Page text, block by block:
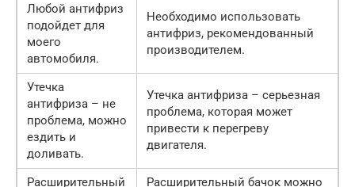
Любой антифриз
подойдет для
моего
автомобиля.
Необходимо использовать
антифриз, рекомендованный
производителем.
Утечка
антифриза – не
проблема, можно
ездить и
доливать.
Утечка антифриза – серьезная
проблема, которая может
привести к перегреву
двигателя.
Расширительный
Расширительный бачок можно